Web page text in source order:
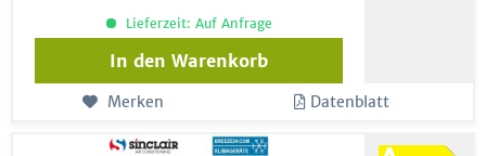
Lieferzeit: Auf Anfrage
In den Warenkorb
Merken Datenblatt